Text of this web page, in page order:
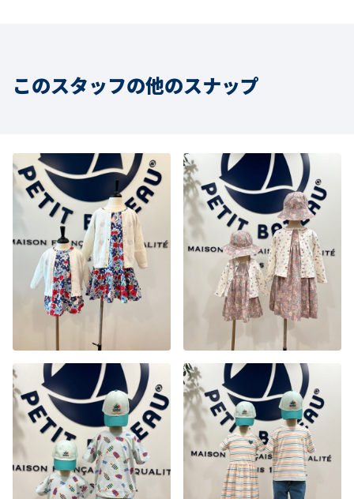
このスタッフの他のスナップ